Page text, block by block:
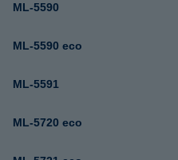
ML-5590
ML-5590 eco
ML-5591
ML-5720 eco